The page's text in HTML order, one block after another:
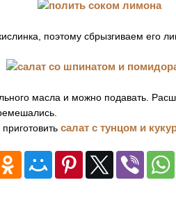
поэтому сбрызгиваем его
масла и можно подавать.
салат с тунцом и